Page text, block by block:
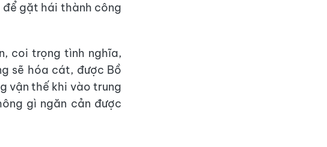
để gặt hái thành công
coi trọng tình nghĩa,
sẽ hóa cát, được Bồ
vận thế khi vào trung
gì ngăn cản được